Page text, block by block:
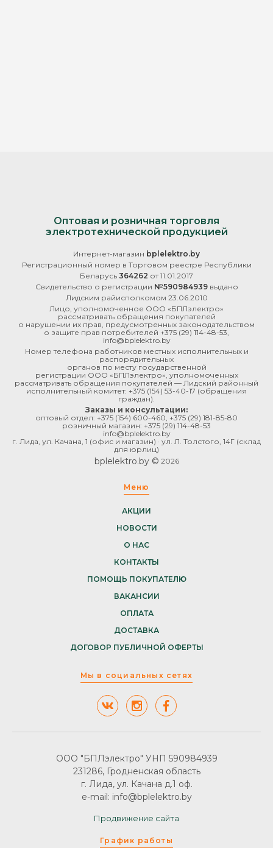
Оптовая и розничная торговля
электротехнической продукцией
Интернет-магазин bplelektro.by
Регистрационный номер в Торговом реестре Республики
Беларусь 364262 от 11.01.2017
Свидетельство о регистрации №590984939выдано
Лидским райисполкомом 23.06.2010
Лицо, уполномоченное ООО «БПЛэлектро»
рассматривать обращения покупателей
о нарушении их прав, предусмотренных законодательством
о защите прав потребителей +375 (29) 114-48-53
info@bplelektro.by
Номер телефона работников местных исполнительных и
распорядительных
органов по месту государственной
регистрации ООО «БПЛэлектро», уполномоченных
рассматривать обращения покупателей — Лидский районный
исполнительный комитет: +375 (154) 53-40-17 (обращения
граждан).
Заказы и консультации:
оптовый отдел: +375 (154) 600-460 +375 (29) 181-85-80
розничный магазин: +375 (29) 114-48-53
info@bplelektro.by
г. Лида, ул. Качана, 1 (офис и магазин) · ул. Л. Толстого, 14Г (склад
для юрлиц)
bplelektro.by © 2026
Меню
АКЦИИ
НОВОСТИ
О НАС
КОНТАКТЫ
ПОМОЩЬ ПОКУПАТЕЛЮ
ВАКАНСИИ
ОПЛАТА
ДОСТАВКА
ДОГОВОР ПУБЛИЧНОЙ ОФЕРТЫ
Мы в социальных сетях
График работы
ООО "БПЛэлектро" УНП 590984939
231286, Гродненская область
г. Лида, ул. Качана д.1 оф.
e-mail: info@bplelektro.by
Продвижение сайта